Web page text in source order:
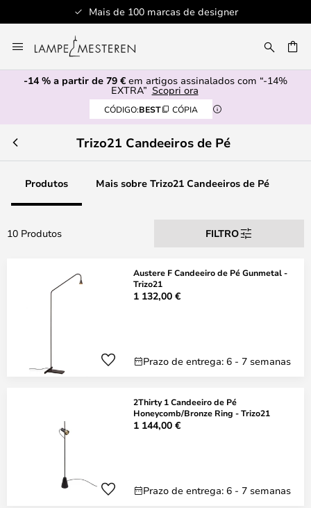
Mais de 100 marcas de designer
para
o
Conteúdo
-14 % a partir de 79 € em artigos assinalados com “-14%
EXTRA” Scopri ora
CÓDIGO:BEST CÓPIA
Trizo21 Candeeiros de Pé
Produtos Mais sobre Trizo21 Candeeiros de Pé
10 Produtos FILTRO
Austere F Candeeiro de Pé Gunmetal -
Trizo21
1 132,00 €
Prazo de entrega: 6 - 7 semanas
2Thirty 1 Candeeiro de Pé
Honeycomb/Bronze Ring - Trizo21
1 144,00 €
Prazo de entrega: 6 - 7 semanas